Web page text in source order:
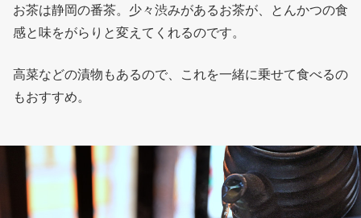
お茶は静岡の番茶。少々渋みがあるお茶が、とんかつの食
感と味をがらりと変えてくれるのです。
高菜などの漬物もあるので、これを一緒に乗せて食べるの
もおすすめ。